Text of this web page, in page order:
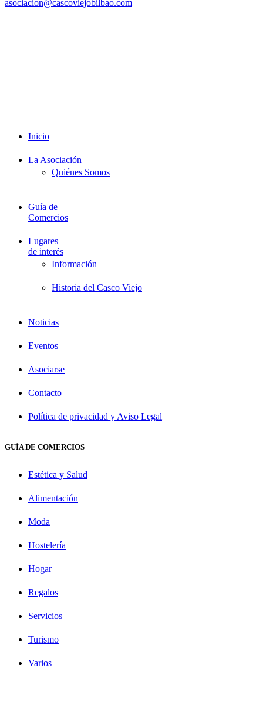
asociacion@cascoviejobilbao.com
Inicio
La Asociación
Quiénes Somos
Guía de
Comercios
Lugares
de interés
Información
Historia del Casco Viejo
Noticias
Eventos
Asociarse
Contacto
Política de privacidad y Aviso Legal
GUÍA DE COMERCIOS
Estética y Salud
Alimentación
Moda
Hostelería
Hogar
Regalos
Servicios
Turismo
Varios